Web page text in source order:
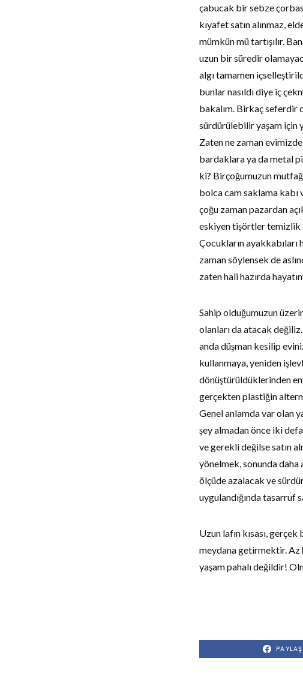
çabucak bir sebze
kıyafet satın alınmaz,
mümkün mü tartışılır.
uzun bir süredir
algı tamamen
bunlar nasıldı diye iç
bakalım. Birkaç seferdir
sürdürülebilir yaşam için
Zaten ne zaman
bardaklara ya da metal
ki? Birçoğumuzun
bolca cam saklama kabı
çoğu zaman pazardan
eskiyen tişörtler temizlik
Çocukların ayakkabıları
zaman söylensek de
zaten hali hazırda
Sahip olduğumuzun
olanları da atacak
anda düşman kesilip
kullanmaya, yeniden
dönüştürüldüklerinden
gerçekten plastiğin
Genel anlamda var olan
şey almadan önce iki
ve gerekli değilse satın
yönelmek, sonunda daha
ölçüde azalacak ve
uygulandığında tasarruf
Uzun lafın kısası, gerçek
meydana getirmektir. Az
yaşam pahalı değildir!
PAYLAŞ